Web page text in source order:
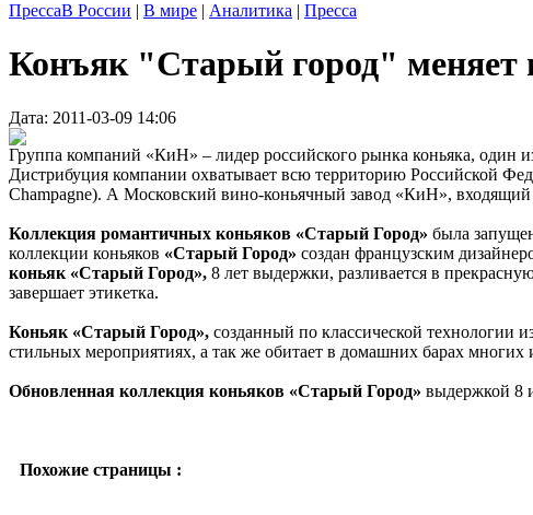
ПрессаВ России | В мире | Аналитика | Пресса
Конъяк "Старый город" меняет
Дата: 2011-03-09 14:06
Группа компаний «КиН» – лидер российского рынка коньяка, один
Дистрибуция компании охватывает всю территорию Российской
Champagne). А Московский вино-коньячный завод «КиН»,
Коллекция романтичных коньяков «Старый Город» была
коллекции коньяков «Старый Город» создан французским
коньяк «Старый Город», 8 лет выдержки, разливается в
завершает этикетка.
Коньяк «Старый Город», созданный по классической технологии
стильных мероприятиях, а так же обитает в домашних барах многих
Обновленная коллекция коньяков «Старый Город» выдержкой 8
Похожие страницы :